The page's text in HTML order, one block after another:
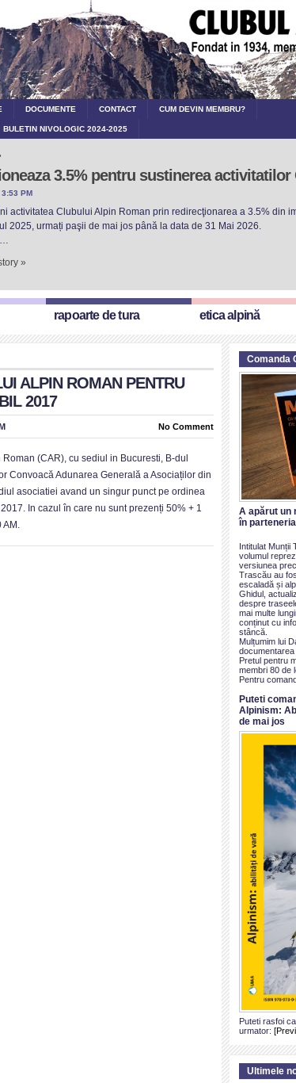
DOCUMENTE CONTACT CUM DEVIN MEMBRU?
BULETIN NIVOLOGIC 2024-2025
3.5% pentru sustinerea
PM
activitatea Clubului Alpin Roman prin redirecţionarea a 3.5% din
2025, urmați paşii de mai jos până la data de 31 Mai 2026.
…
»
rapoarte de tura etica alpină
ALPIN ROMAN PENTRU
2017
No Comment
(CAR), cu sediul in Bucuresti, B-dul
Convoacă Adunarea Generală a Asociaților din
asociatiei avand un singur punct pe ordinea
In cazul în care nu sunt prezenți 50% + 1
AM.
Comanda
A apărut un
în
Intitulat Munții
volumul
versiunea
Trascău au
escaladă și
Ghidul,
despre
mai multe
conținut cu
stâncă.
Mulțumim lui
Pretul pentru
membri 80 de
Pentru
Puteti
Alpinism:
de mai jos
Puteti rasfoi
urmator:
Ultimele